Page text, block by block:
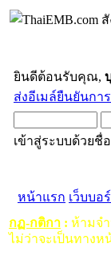
ยินดีต้อนรับคุณ,
ส่งอีเมล์ยืนยันกา
เข้าสู่ระบบด้วยชื่
หน้าแรก เว็บบอ
กฏ-กติกา : ห้ามจ
ไม่ว่าจะเป็นทางห